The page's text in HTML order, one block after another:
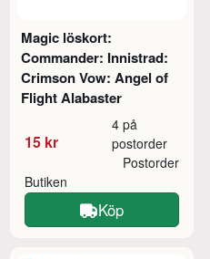
Magic löskort:
Commander: Innistrad:
Crimson Vow: Angel of
Flight Alabaster
15 kr
4 på
postorder
Butiken
Postorder
Köp